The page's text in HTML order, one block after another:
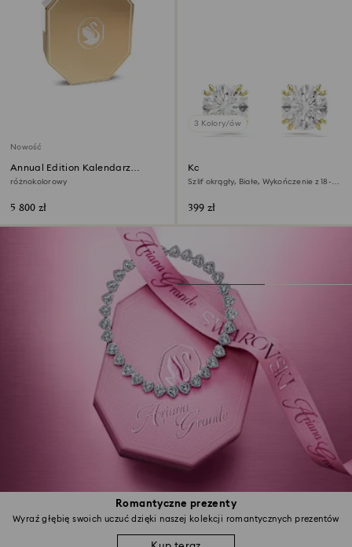
Romantyczne prezenty
Wyraź głębię swoich uczuć dzięki naszej kolekcji romantycznych prezentów
Nowość
Annual Edition Kalendarz
adwentowy 2026
różnokolorowy
5 800 zł
3 Kolory/ów
Kolczyki zapinane na sztyft
Stilla
Szlif okrągły, Białe, Wykończenie z 18-
399 zł